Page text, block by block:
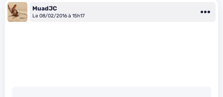
MuadJC
Le 08/02/2016 à 15h17